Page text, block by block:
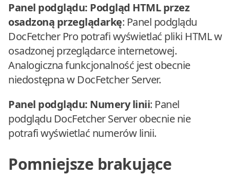
Panel podglądu: Podgląd HTML przez
osadzoną przeglądarkę: Panel podglądu
DocFetcher Pro potrafi wyświetlać pliki HTML w
osadzonej przeglądarce internetowej.
Analogiczna funkcjonalność jest obecnie
niedostępna w DocFetcher Server.
Panel podglądu: Numery linii: Panel
podglądu DocFetcher Server obecnie nie
potrafi wyświetlać numerów linii.
Pomniejsze brakujące